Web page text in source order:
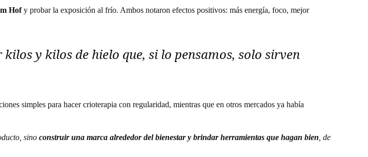
Hofy probar la exposición al frío. Ambos notaron efectos positivos: más energía, foco, mejor
y kilos de hielo que, si lo pensamos, solo sirven
simples para hacer crioterapia con regularidad, mientras que en otros mercados ya había
sino construir una marca alrededor del bienestar y brindar herramientas que hagan bien , de